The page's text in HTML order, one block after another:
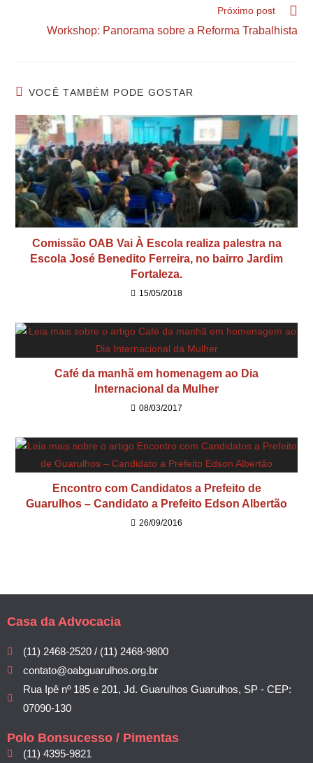
Próximo post
Workshop: Panorama sobre a Reforma Trabalhista
VOCÊ TAMBÉM PODE GOSTAR
Comissão OAB Vai À Escola realiza palestra na
Escola José Benedito Ferreira, no bairro Jardim
Fortaleza.
15/05/2018
Café da manhã em homenagem ao Dia
Internacional da Mulher
08/03/2017
Encontro com Candidatos a Prefeito de
Guarulhos – Candidato a Prefeito Edson Albertão
26/09/2016
Casa da Advocacia
(11) 2468-2520 / (11) 2468-9800
contato@oabguarulhos.org.br
Rua Ipê nº 185 e 201, Jd. Guarulhos Guarulhos, SP - CEP:
07090-130
Polo Bonsucesso / Pimentas
(11) 4395-9821